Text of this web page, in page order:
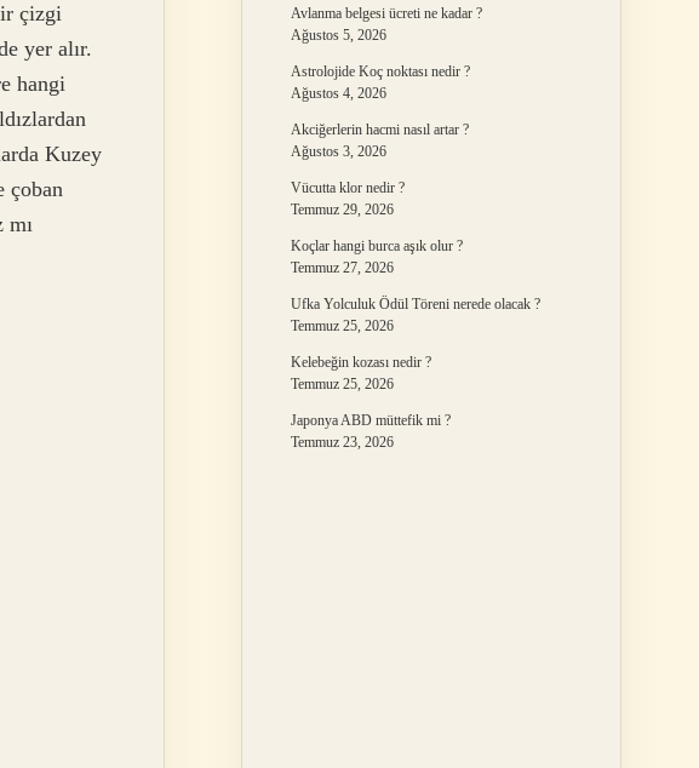
çizgi
yer alır.
hangi
Kuzey
çoban
mı
Avlanma belgesi ücreti ne kadar ?
Ağustos 5, 2026
Astrolojide Koç noktası nedir ?
Ağustos 4, 2026
Akciğerlerin hacmi nasıl artar ?
Ağustos 3, 2026
Vücutta klor nedir ?
Temmuz 29, 2026
Koçlar hangi burca aşık olur ?
Temmuz 27, 2026
Ufka Yolculuk Ödül Töreni nerede olacak ?
Temmuz 25, 2026
Kelebeğin kozası nedir ?
Temmuz 25, 2026
Japonya ABD müttefik mi ?
Temmuz 23, 2026